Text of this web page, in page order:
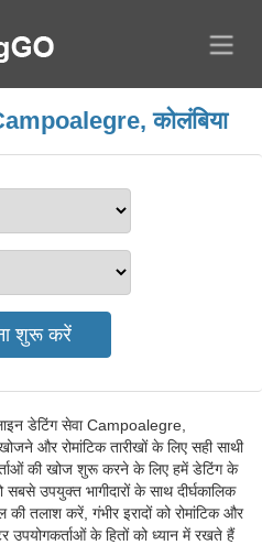
कोलंबिया
डेटिंग सेवा Campoalegre,
और रोमांटिक तारीखों के लिए सही साथी
की खोज शुरू करने के लिए हमें डेटिंग के
उपयुक्त भागीदारों के साथ दीर्घकालिक
तलाश करें, गंभीर इरादों को रोमांटिक और
उपयोगकर्ताओं के हितों को ध्यान में रखते हैं